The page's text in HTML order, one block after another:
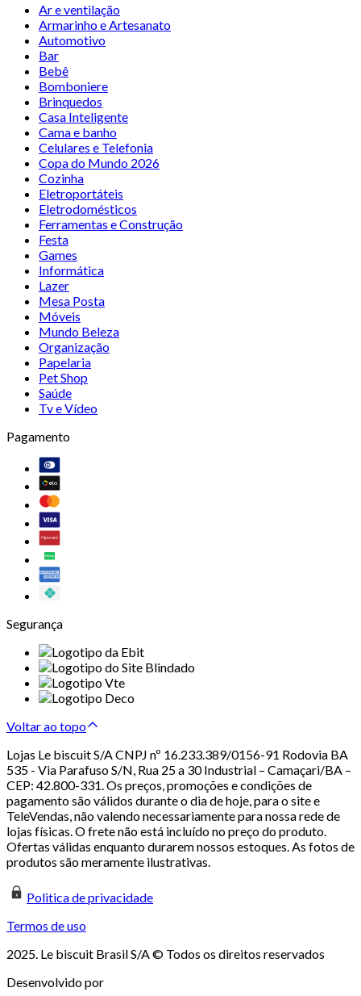
Ar e ventilação
Armarinho e Artesanato
Automotivo
Bar
Bebê
Bomboniere
Brinquedos
Casa Inteligente
Cama e banho
Celulares e Telefonia
Copa do Mundo 2026
Cozinha
Eletroportáteis
Eletrodomésticos
Ferramentas e Construção
Festa
Games
Informática
Lazer
Mesa Posta
Móveis
Mundo Beleza
Organização
Papelaria
Pet Shop
Saúde
Tv e Vídeo
Pagamento
Segurança
Voltar ao topo
Lojas Le biscuit S/A CNPJ nº 16.233.389/0156-91 Rodovia BA
535 - Via Parafuso S/N, Rua 25 a 30 Industrial – Camaçari/BA –
CEP: 42.800-331. Os preços, promoções e condições de
pagamento são válidos durante o dia de hoje, para o site e
TeleVendas, não valendo necessariamente para nossa rede de
lojas físicas. O frete não está incluído no preço do produto.
Ofertas válidas enquanto durarem nossos estoques. As fotos de
produtos são meramente ilustrativas.
Politica de privacidade
Termos de uso
2025. Le biscuit Brasil S/A © Todos os direitos reservados
Desenvolvido por